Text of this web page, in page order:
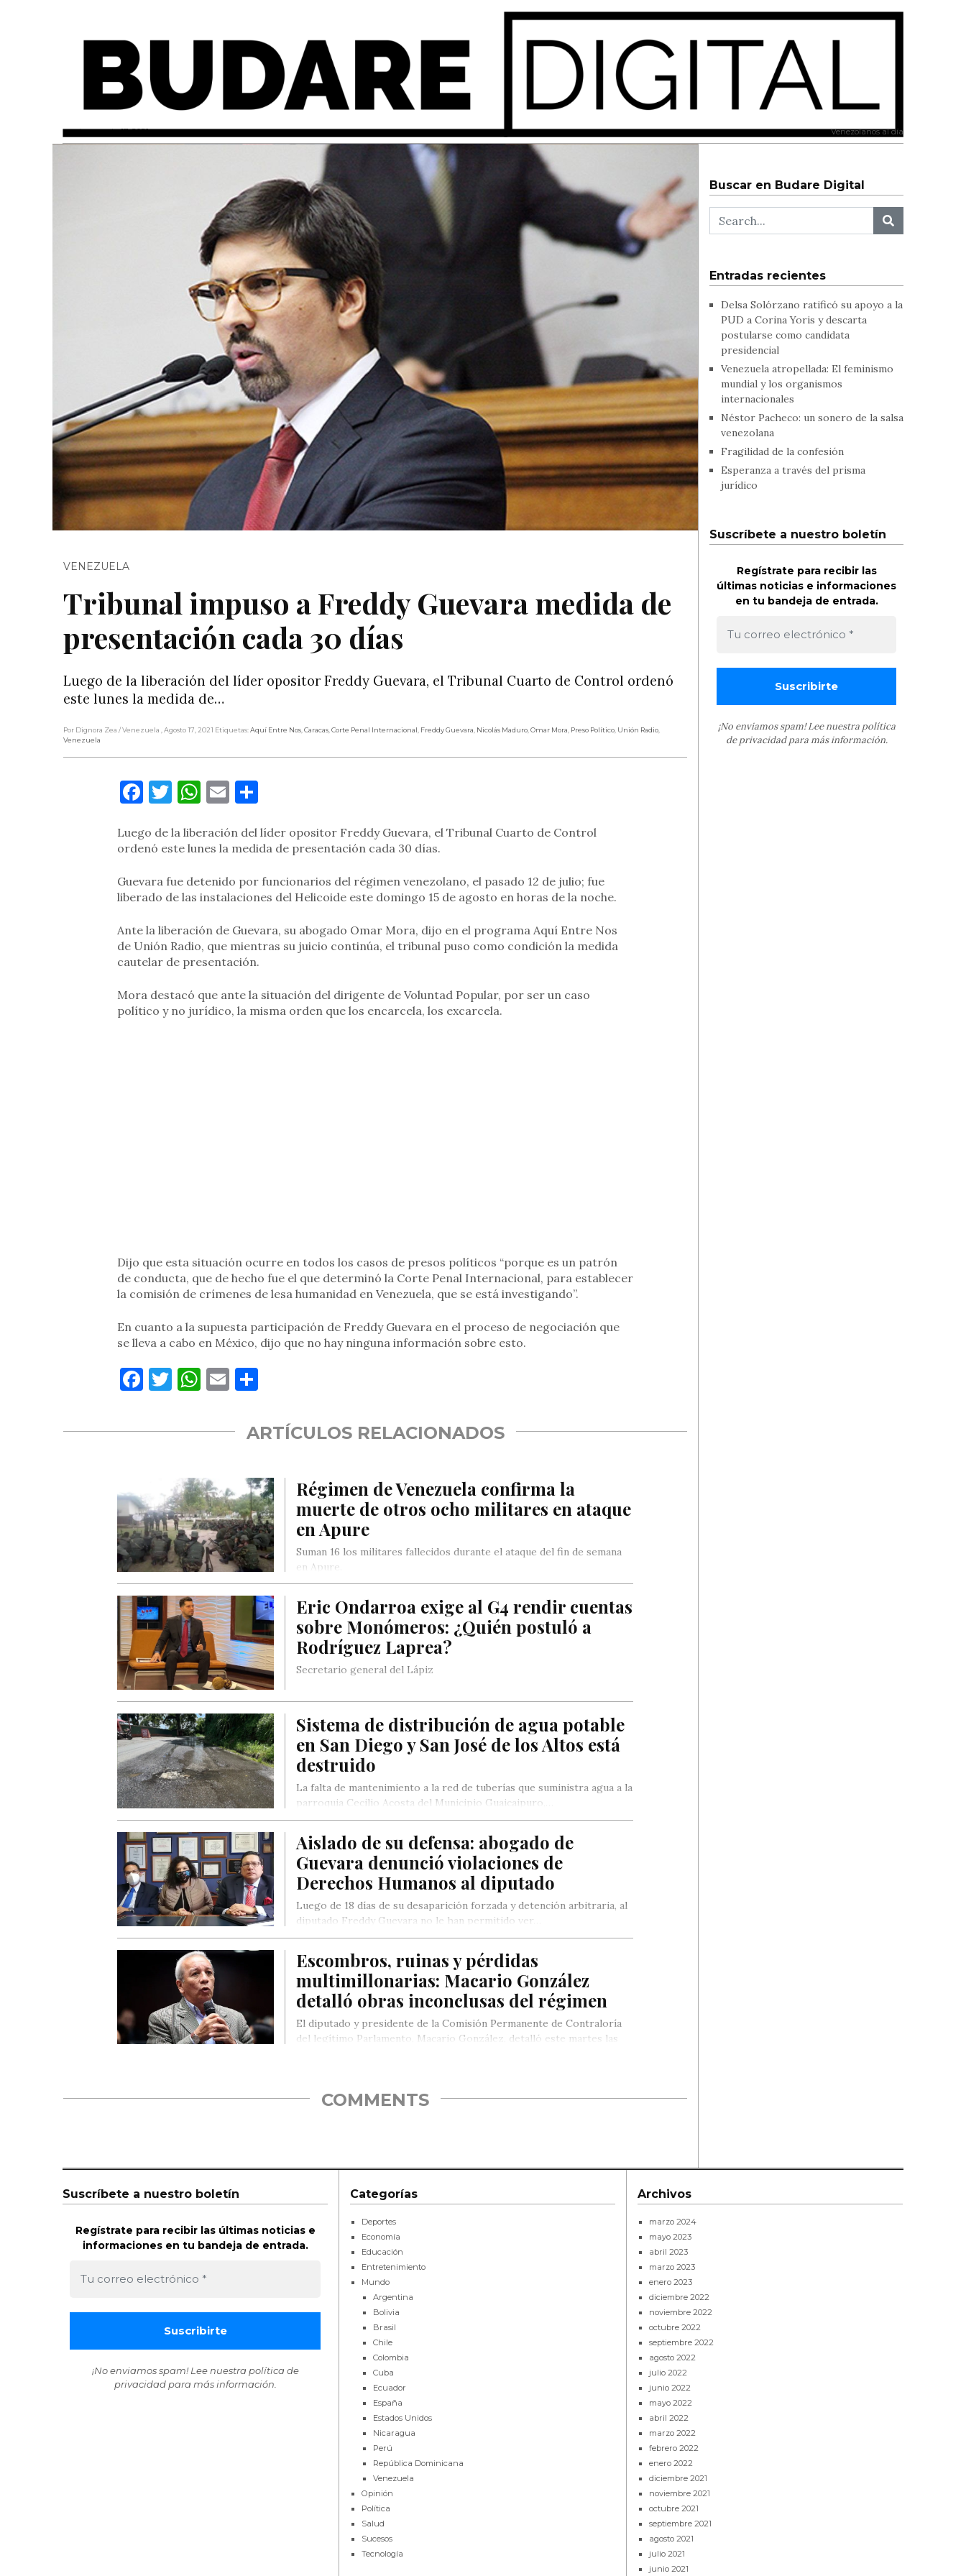
martes, agosto 17, 2021 Venezolanos al día
VENEZUELA
Tribunal impuso a Freddy Guevara medida de
presentación cada 30 días
Luego de la liberación del líder opositor Freddy Guevara, el Tribunal Cuarto de Control ordenó
este lunes la medida de…
Por Dignora Zea / Venezuela , Agosto 17, 2021 Etiquetas:Aquí Entre Nos,Caracas,Corte Penal Internacional, Freddy Guevara, Nicolás Maduro,Omar Mora, Preso Político, Unión Radio,
Venezuela
Facebook
Twitter
WhatsApp
EmailCompartir
Luego de la liberación del líder opositor Freddy Guevara, el Tribunal Cuarto de Control
ordenó este lunes la medida de presentación cada 30 días.
Guevara fue detenido por funcionarios del régimen venezolano, el pasado 12 de julio; fue
liberado de las instalaciones del Helicoide este domingo 15 de agosto en horas de la noche.
Ante la liberación de Guevara, su abogado Omar Mora, dijo en el programa Aquí Entre Nos
de Unión Radio, que mientras su juicio continúa, el tribunal puso como condición la medida
cautelar de presentación.
Mora destacó que ante la situación del dirigente de Voluntad Popular, por ser un caso
político y no jurídico, la misma orden que los encarcela, los excarcela.
Dijo que esta situación ocurre en todos los casos de presos políticos “porque es un patrón
de conducta, que de hecho fue el que determinó la Corte Penal Internacional, para establecer
la comisión de crímenes de lesa humanidad en Venezuela, que se está investigando”.
En cuanto a la supuesta participación de Freddy Guevara en el proceso de negociación que
se lleva a cabo en México, dijo que no hay ninguna información sobre esto.
Facebook
Twitter
WhatsApp
EmailCompartir
ARTÍCULOS RELACIONADOS
Régimen de Venezuela confirma la
muerte de otros ocho militares en ataque
en Apure
Suman 16 los militares fallecidos durante el ataque del fin de semana
en Apure.
Eric Ondarroa exige al G4 rendir cuentas
sobre Monómeros: ¿Quién postuló a
Rodríguez Laprea?
Secretario general del Lápiz
Sistema de distribución de agua potable
en San Diego y San José de los Altos está
destruido
La falta de mantenimiento a la red de tuberías que suministra agua a la
parroquia Cecilio Acosta del Municipio Guaicaipuro,…
Aislado de su defensa: abogado de
Guevara denunció violaciones de
Derechos Humanos al diputado
Luego de 18 días de su desaparición forzada y detención arbitraria, al
diputado Freddy Guevara no le han permitido ver…
Escombros, ruinas y pérdidas
multimillonarias: Macario González
detalló obras inconclusas del régimen
El diputado y presidente de la Comisión Permanente de Contraloría
del legítimo Parlamento, Macario González, detalló este martes las
COMMENTS
Buscar en Budare Digital
Entradas recientes
Delsa Solórzano ratificó su apoyo a la
PUD a Corina Yoris y descarta
postularse como candidata
presidencial
Venezuela atropellada: El feminismo
mundial y los organismos
internacionales
Néstor Pacheco: un sonero de la salsa
venezolana
Fragilidad de la confesión
Esperanza a través del prisma
jurídico
Suscríbete a nuestro boletín
Regístrate para recibir las
últimas noticias e informaciones
en tu bandeja de entrada.
¡No enviamos spam! Lee nuestra política
de privacidadpara más información.
Suscríbete a nuestro boletín
Regístrate para recibir las últimas noticias e
informaciones en tu bandeja de entrada.
¡No enviamos spam! Lee nuestra política de
privacidadpara más información.
Categorías
Deportes
Economía
Educación
Entretenimiento
Mundo
Argentina
Bolivia
Brasil
Chile
Colombia
Cuba
Ecuador
España
Estados Unidos
Nicaragua
Perú
República Dominicana
Venezuela
Opinión
Política
Salud
Sucesos
Tecnología
Archivos
marzo 2024
mayo 2023
abril 2023
marzo 2023
enero 2023
diciembre 2022
noviembre 2022
octubre 2022
septiembre 2022
agosto 2022
julio 2022
junio 2022
mayo 2022
abril 2022
marzo 2022
febrero 2022
enero 2022
diciembre 2021
noviembre 2021
octubre 2021
septiembre 2021
agosto 2021
julio 2021
junio 2021